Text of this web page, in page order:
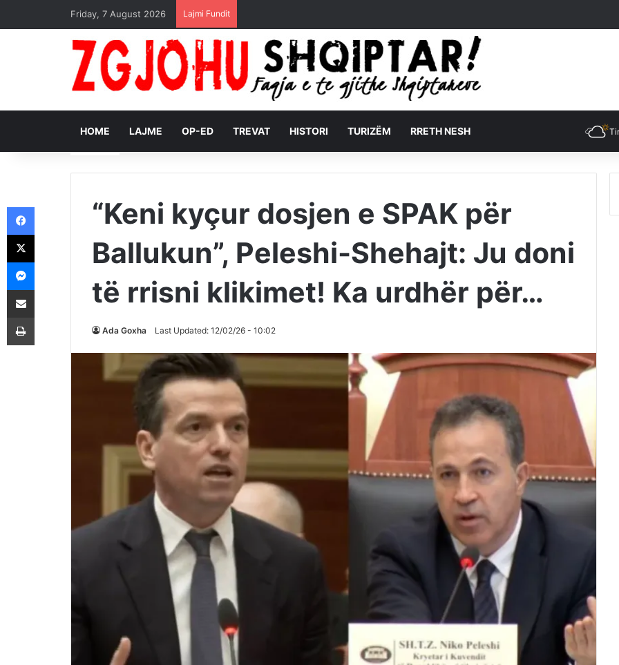
Friday, 7 August 2026 Lajmi Fundit
HOME LAJME OP-ED TREVAT HISTORI TURIZËM RRETH NESH
“Keni kyçur dosjen e SPAK për
Ballukun”, Peleshi-Shehajt: Ju doni
të rrisni klikimet! Ka urdhër për…
Ada Goxha Last Updated: 12/02/26 - 10:02